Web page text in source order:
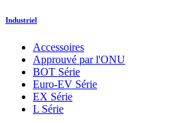
Industriel
Accessoires
Approuvé par l'ONU
BOT Série
Euro-EV Série
EX Série
L Série